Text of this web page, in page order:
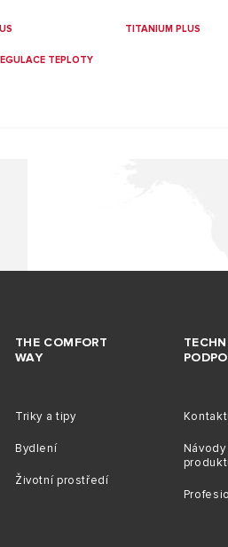
TITANIUM PLUS
TEPLOTY
THE COMFORT
WAY
Triky a tipy
Bydlení
Životní prostředí
Návody